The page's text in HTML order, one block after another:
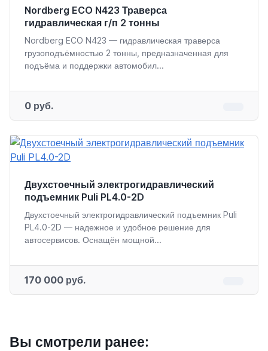
Nordberg ECO N423 Траверса
гидравлическая г/п 2 тонны
Nordberg ECO N423 — гидравлическая траверса
грузоподъёмностью 2 тонны, предназначенная для
подъёма и поддержки автомобил...
0 руб.
Двухстоечный электрогидравлический
подъемник Puli PL4.0-2D
Двухстоечный электрогидравлический подъемник Puli
PL4.0-2D — надежное и удобное решение для
автосервисов. Оснащён мощной...
170 000 руб.
Вы смотрели ранее: